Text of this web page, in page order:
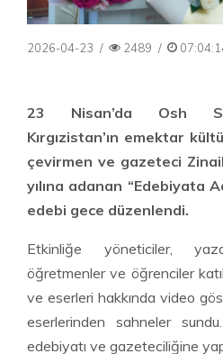
2026-04-23 / 2489 /
23 Nisan’da Osh
Kırgızistan’ın emektar
çevirmen ve gazeteci
yılına adanan “Edebiyata
edebi gece düzenlendi.
Etkinliğe yöneticiler,
öğretmenler ve öğrenciler
ve eserleri hakkında video
eserlerinden sahneler
edebiyatı ve gazeteciliğine